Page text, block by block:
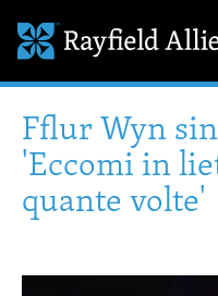
Fflur Wyn
'Eccomi in
quante volte'